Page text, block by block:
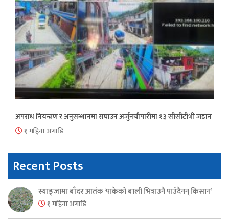
अपराध नियन्त्रण र अनुसन्धानमा सघाउन अर्जुनचौपारीमा १३ सीसीटीभी जडान
१ महिना अगाडि
Recent Posts
स्याङ्जामा बाँदर आतंक ‘पाकेको बाली भित्राउनै पाउँदैनन् किसान’
१ महिना अगाडि